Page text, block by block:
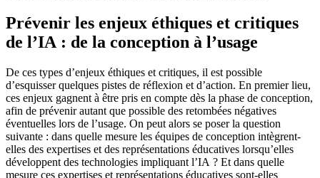
Prévenir les enjeux éthiques et critiques
de l’IA : de la conception à l’usage
De ces types d’enjeux éthiques et critiques, il est possible
d’esquisser quelques pistes de réflexion et d’action. En premier lieu,
ces enjeux gagnent à être pris en compte dès la phase de conception,
afin de prévenir autant que possible des retombées négatives
éventuelles lors de l’usage. On peut alors se poser la question
suivante : dans quelle mesure les équipes de conception intègrent-
elles des expertises et des représentations éducatives lorsqu’elles
développent des technologies impliquant l’IA ? Et dans quelle
mesure ces expertises et représentations éducatives sont-elles